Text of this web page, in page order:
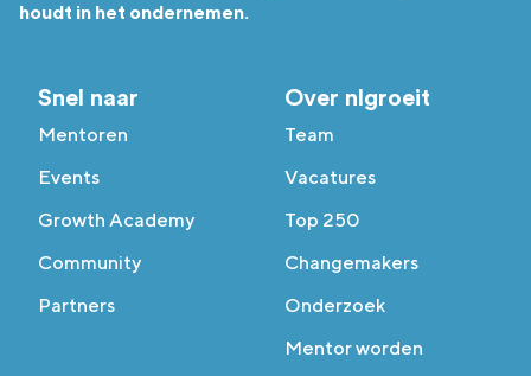
houdt in het ondernemen.
Snel naar
Mentoren
Events
Growth Academy
Community
Partners
Over nlgroeit
Team
Vacatures
Top 250
Changemakers
Onderzoek
Mentor worden